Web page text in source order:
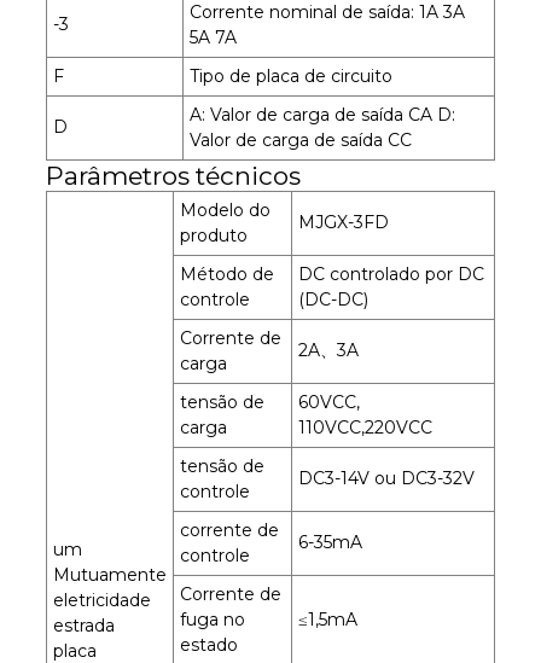
-3
Corrente nominal de saída: 1A 3A
5A 7A
F
Tipo de placa de circuito
D
A: Valor de carga de saída CA D:
Valor de carga de saída CC
Parâmetros técnicos
um
Mutuamente
eletricidade
estrada
placa
Modelo do
produto
MJGX-3FD
Método de
controle
DC controlado por DC
(DC-DC)
Corrente de
carga
2A、3A
tensão de
carga
60VCC,
110VCC,220VCC
tensão de
controle
DC3-14V ou DC3-32V
corrente de
controle
6-35mA
Corrente de
fuga no
estado
≤1,5mA